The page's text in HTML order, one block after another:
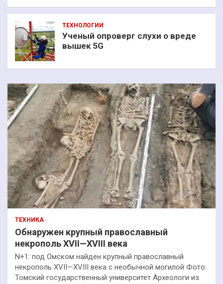
ТЕХНОЛОГИИ
Ученый опроверг слухи о вреде
вышек 5G
ТЕХНИКА
Обнаружен крупный православный
некрополь XVII—XVIII века
N+1: под Омском найден крупный православный
некрополь XVII—XVIII века с необычной могилой Фото:
Томский государственный университет Археологи из